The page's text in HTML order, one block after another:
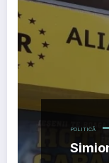
POLITICĂ